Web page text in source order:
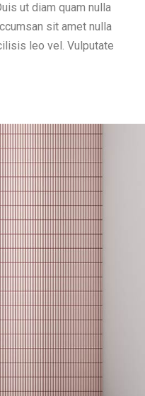
ut diam quam nulla
sit amet nulla
leo vel. Vulputate